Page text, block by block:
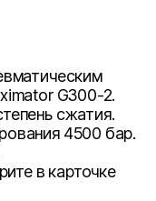
G300-2.
сжатия.
4500 бар.
в карточке